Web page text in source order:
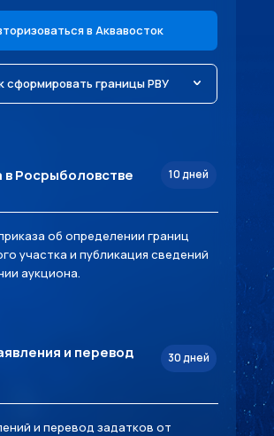
в Аквавосток
сформировать границы РВУ
в Росрыболовстве 10 дней
об определении границ
участка и публикация сведений
аукциона.
и перевод
30 дней
и перевод задатков от